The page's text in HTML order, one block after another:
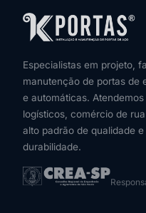
Especialistas em projeto,
manutenção de portas de
e automáticas.
logísticos, comércio de
alto padrão de qualidade e
durabilidade.